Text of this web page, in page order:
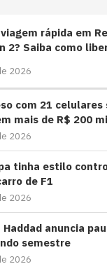
rápida em
2? Saiba como
2026
com 21
mais de R$ 200
2026
tinha estilo
de F1
2026
anuncia
semestre
2026